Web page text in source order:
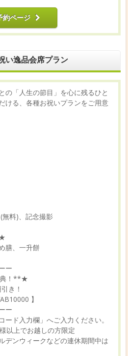
約ページ
い逸品会席プラン
の「人生の節目」を心に残るひと
ける、各種お祝いプランをご用意
無料)、記念撮影
膳、一升餅
ー
典！**★
き！
】
ー
ド入力欄」へご入力ください。
以上でお越しの方限定
デンウィークなどの連休期間中は